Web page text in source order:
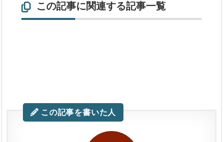
この記事に関連する記事一覧
この記事を書いた人